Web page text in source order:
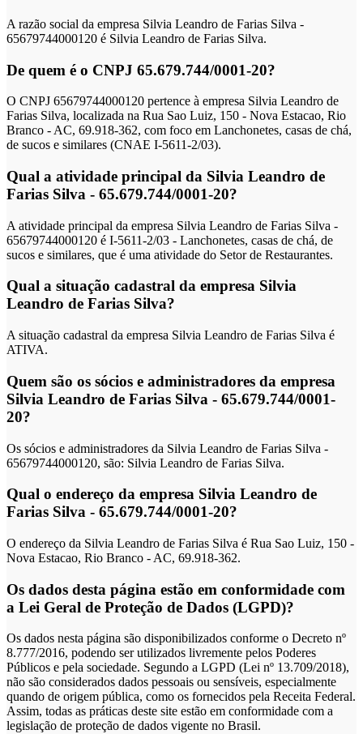
A razão social da empresa Silvia Leandro de Farias Silva -
65679744000120 é Silvia Leandro de Farias Silva.
De quem é o CNPJ 65.679.744/0001-20?
O CNPJ 65679744000120 pertence à empresa Silvia Leandro de
Farias Silva, localizada na Rua Sao Luiz, 150 - Nova Estacao, Rio
Branco - AC, 69.918-362, com foco em Lanchonetes, casas de chá,
de sucos e similares (CNAE I-5611-2/03).
Qual a atividade principal da Silvia Leandro de
Farias Silva - 65.679.744/0001-20?
A atividade principal da empresa Silvia Leandro de Farias Silva -
65679744000120 é I-5611-2/03 - Lanchonetes, casas de chá, de
sucos e similares, que é uma atividade do Setor de Restaurantes.
Qual a situação cadastral da empresa Silvia
Leandro de Farias Silva?
A situação cadastral da empresa Silvia Leandro de Farias Silva é
ATIVA.
Quem são os sócios e administradores da empresa
Silvia Leandro de Farias Silva - 65.679.744/0001-
20?
Os sócios e administradores da Silvia Leandro de Farias Silva -
65679744000120, são: Silvia Leandro de Farias Silva.
Qual o endereço da empresa Silvia Leandro de
Farias Silva - 65.679.744/0001-20?
O endereço da Silvia Leandro de Farias Silva é Rua Sao Luiz, 150 -
Nova Estacao, Rio Branco - AC, 69.918-362.
Os dados desta página estão em conformidade com
a Lei Geral de Proteção de Dados (LGPD)?
Os dados nesta página são disponibilizados conforme o Decreto nº
8.777/2016, podendo ser utilizados livremente pelos Poderes
Públicos e pela sociedade. Segundo a LGPD (Lei nº 13.709/2018),
não são considerados dados pessoais ou sensíveis, especialmente
quando de origem pública, como os fornecidos pela Receita Federal.
Assim, todas as práticas deste site estão em conformidade com a
legislação de proteção de dados vigente no Brasil.